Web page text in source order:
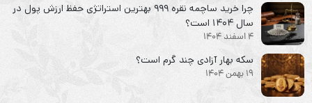
چرا خرید ساچمه نقره ۹۹۹ بهترین استراتژی حفظ ارزش پول در
سال ۱۴۰۴ است؟
4 اسفند 1404
سکه‌ بهار آزادی چند گرم است؟
19 بهمن 1404